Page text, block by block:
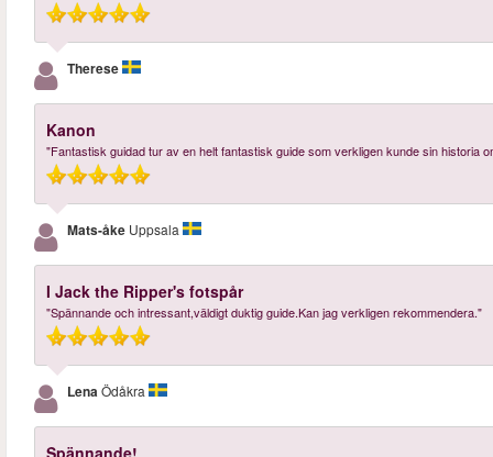
Therese
Kanon
"Fantastisk guidad tur av en helt fantastisk guide som verkligen kunde sin historia
Mats-åke Uppsala
I Jack the Ripper's fotspår
"Spännande och intressant,väldigt duktig guide.Kan jag verkligen rekommendera."
LenaÖdåkra